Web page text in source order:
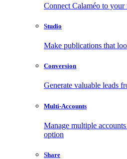
Connect Calaméo to
Studio
Make publications that
Conversion
Generate valuable leads
Multi-Accounts
Manage multiple
option
Share